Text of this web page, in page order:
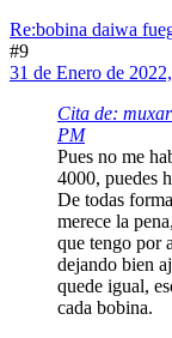
Re:bobina daiwa
#9
31 de Enero de
Cita de:
PM
Pues no me
4000, puedes
De todas
merece la
que tengo por
dejando bien
quede igual,
cada bobina.